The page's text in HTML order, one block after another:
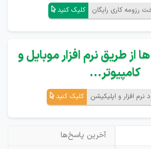
رزومه کاری رایگان کلیک کنید
از طریق نرم افزار موبایل و
کامپیوتر...
افزار و اپلیکیشن کلیک کنید
آخرین پاسخ‌ها